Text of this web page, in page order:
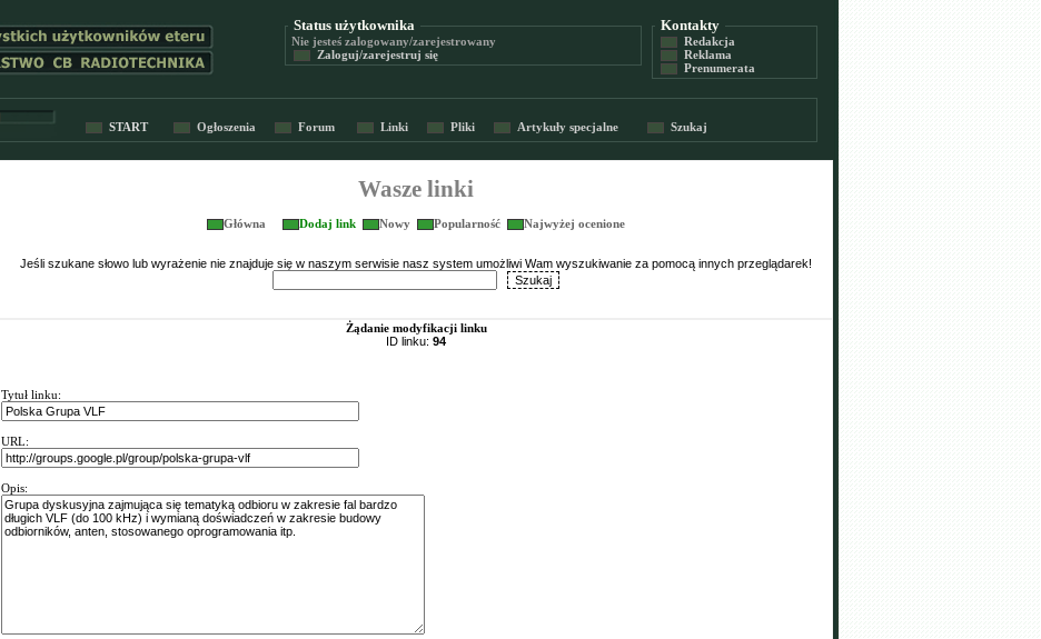
Status użytkownika
Nie jesteś zalogowany/zarejestrowany
Zaloguj/zarejestruj się
Kontakty
Redakcja
Reklama
Prenumerata
START Ogłoszenia Forum Linki Pliki Artykuły specjalne Szukaj
Wasze linki
Główna Dodaj link Nowy Popularność Najwyżej ocenione
Jeśli szukane słowo lub wyrażenie nie znajduje się w naszym serwisie nasz system umożliwi Wam wyszukiwanie za pomocą innych przeglądarek!
Żądanie modyfikacji linku
ID linku: 94
Tytuł linku:
URL:
Opis: